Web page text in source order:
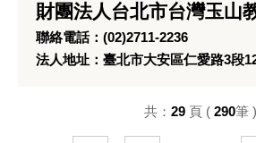
財團法人台北市台灣玉山
聯絡電話：(02)2711-2236
法人地址：臺北市大安區仁愛路3段
共： 29 頁 ( 290筆 )